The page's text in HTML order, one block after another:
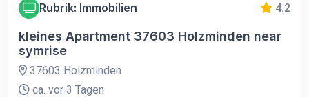
Rubrik: Immobilien 4.2
kleines Apartment 37603 Holzminden near
symrise
37603 Holzminden
ca. vor 3 Tagen